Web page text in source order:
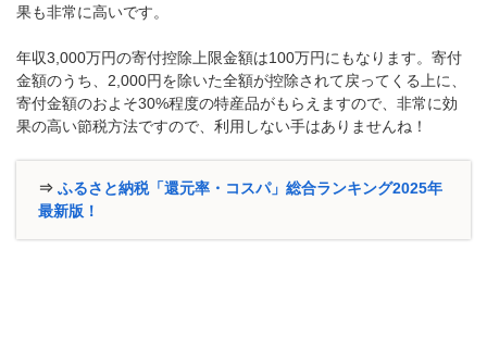
果も非常に高いです。
年収3,000万円の寄付控除上限金額は100万円にもなります。寄付
金額のうち、2,000円を除いた全額が控除されて戻ってくる上に、
寄付金額のおよそ30%程度の特産品がもらえますので、非常に効
果の高い節税方法ですので、利用しない手はありませんね！
⇒ ふるさと納税「還元率・コスパ」総合ランキング2025年
最新版！